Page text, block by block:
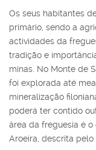
Os seus habitantes
primário, sendo a
actividades da
tradição e
minas. No Monte de
foi explorada até
mineralização
poderá ter contido
área da freguesia é
Aroeira, descrita pelo